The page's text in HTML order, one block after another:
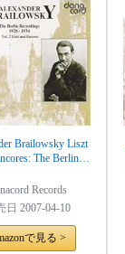
Brailowsky Liszt
The Berlin
Records
日 2007-04-10
で見る >